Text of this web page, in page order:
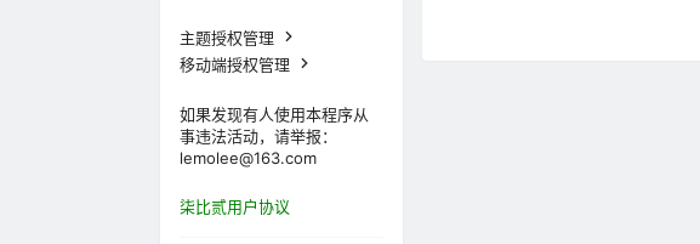
主题授权管理
移动端授权管理
如果发现有人使用本程序从
事违法活动，请举报：
lemolee@163.com
柒比贰用户协议